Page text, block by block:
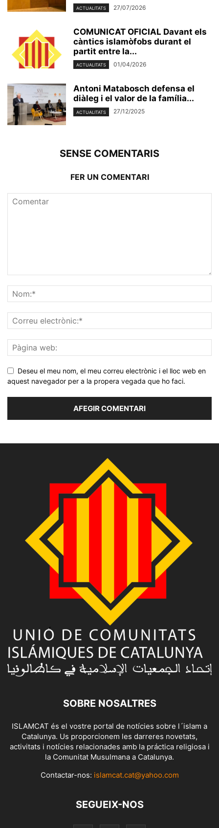
ACTUALITATS 27/07/2026
COMUNICAT OFICIAL Davant els
càntics islamòfobs durant el
partit entre la...
ACTUALITATS 01/04/2026
Antoni Matabosch defensa el
diàleg i el valor de la família...
ACTUALITATS 27/12/2025
SENSE COMENTARIS
FER UN COMENTARI
Deseu el meu nom, el meu correu electrònic i el lloc web en
aquest navegador per a la propera vegada que ho faci.
SOBRE NOSALTRES
ISLAMCAT és el vostre portal de notícies sobre l´islam a
Catalunya. Us proporcionem les darreres novetats,
activitats i notícies relacionades amb la práctica religiosa i
la Comunitat Musulmana a Catalunya.
Contactar-nos: islamcat.cat@yahoo.com
SEGUEIX-NOS